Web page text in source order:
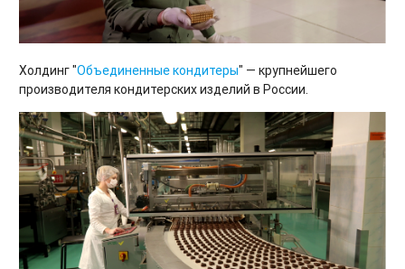
Холдинг "Объединенные кондитеры" — крупнейшего
производителя кондитерских изделий в России.